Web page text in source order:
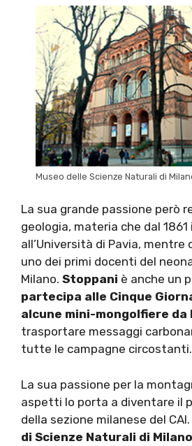
Museo delle Scienze Naturali di
La sua grande passione però
geologia, materia che dal 1861
all’Università di Pavia, mentre
uno dei primi docenti del
Milano. Stoppani è anche un
partecipa alle Cinque
alcune mini-mongolfiere
trasportare messaggi
tutte le campagne circostanti.
La sua passione per la
aspetti lo porta a diventare il
della sezione milanese del CAI.
di Scienze Naturali di Milano